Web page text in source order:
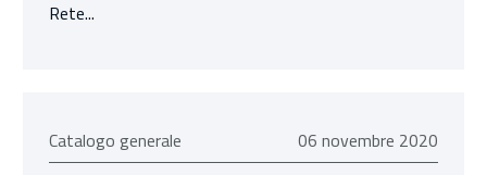
Rete...
Catalogo generale 06 novembre 2020
06 novembre 2020